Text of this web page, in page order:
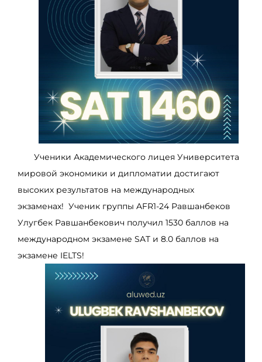
Ученики Академического лицея Университета
мировой экономики и дипломатии достигают
высоких результатов на международных
экзаменах! Ученик группы AFR1-24 Равшанбеков
Улугбек Равшанбекович получил 1530 баллов на
международном экзамене SAT и 8.0 баллов на
экзамене IELTS!